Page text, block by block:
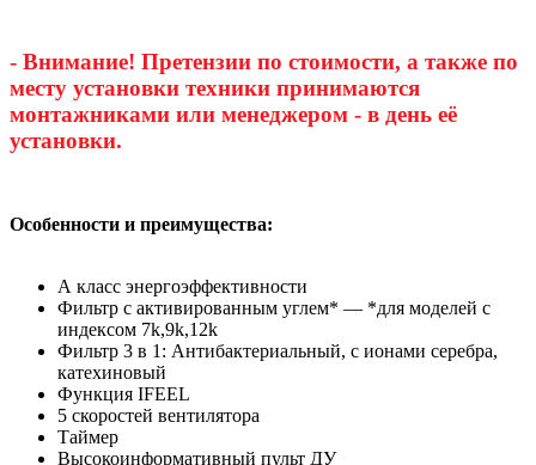
- Внимание! Претензии по стоимости, а также по
месту установки техники принимаются
монтажниками или менеджером - в день её
установки.
Особенности и преимущества:
А класс энергоэффективности
Фильтр с активированным углем* — *для моделей с
индексом 7k,9k,12k
Фильтр 3 в 1: Антибактериальный, c ионами серебра,
катехиновый
Функция IFEEL
5 скоростей вентилятора
Таймер
Высокоинформативный пульт ДУ